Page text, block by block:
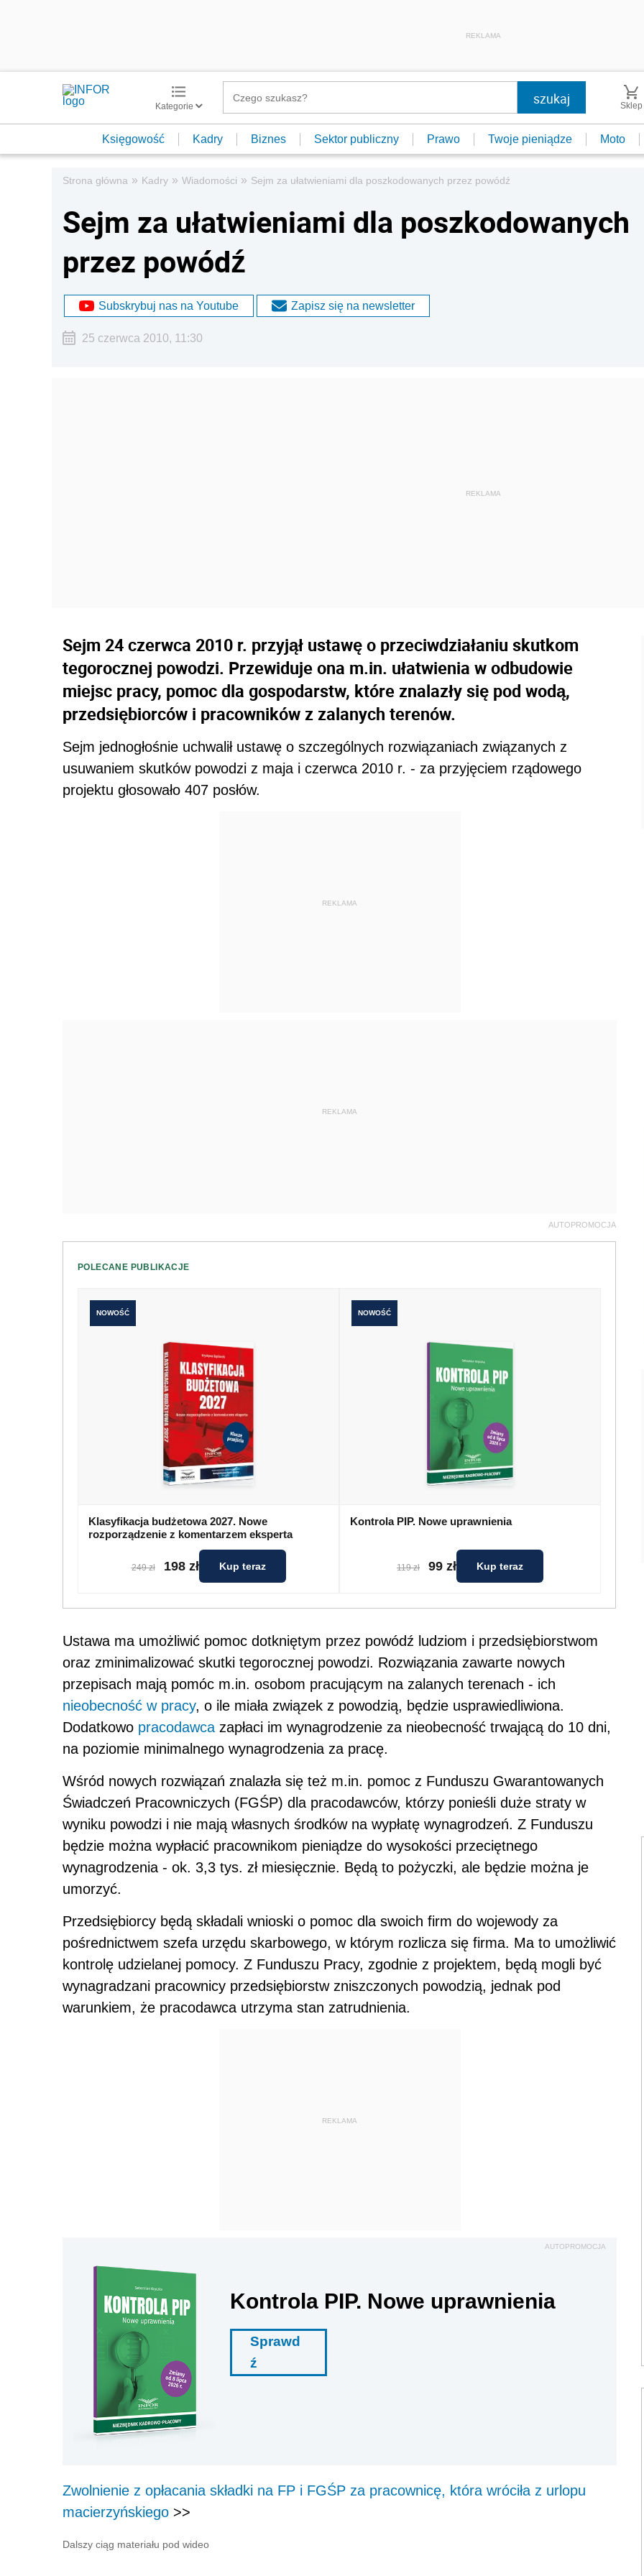
REKLAMA
Kategorie Sklep
Księgowość Kadry Biznes Sektor publiczny Prawo Twoje pieniądze Moto
Strona główna » Kadry » Wiadomości » Sejm za ułatwieniami dla poszkodowanych przez powódź
Sejm za ułatwieniami dla poszkodowanych
przez powódź
Subskrybuj nas na Youtube Zapisz się na newsletter
25 czerwca 2010, 11:30
Sejm 24 czerwca 2010 r. przyjął ustawę o przeciwdziałaniu skutkom
tegorocznej powodzi. Przewiduje ona m.in. ułatwienia w odbudowie
miejsc pracy, pomoc dla gospodarstw, które znalazły się pod wodą,
przedsiębiorców i pracowników z zalanych terenów.
Sejm jednogłośnie uchwalił ustawę o szczególnych rozwiązaniach związanych z
usuwaniem skutków powodzi z maja i czerwca 2010 r. - za przyjęciem rządowego
projektu głosowało 407 posłów.
REKLAMA
REKLAMA
AUTOPROMOCJA
POLECANE PUBLIKACJE
NOWOŚĆ
Klasyfikacja budżetowa 2027. Nowe
rozporządzenie z komentarzem eksperta
249 zł 198 zł Kup teraz
NOWOŚĆ
Kontrola PIP. Nowe uprawnienia
119 zł 99 zł Kup teraz
Ustawa ma umożliwić pomoc dotkniętym przez powódź ludziom i przedsiębiorstwom
oraz zminimalizować skutki tegorocznej powodzi. Rozwiązania zawarte nowych
przepisach mają pomóc m.in. osobom pracującym na zalanych terenach - ich
nieobecność w pracy, o ile miała związek z powodzią, będzie usprawiedliwiona.
Dodatkowo pracodawca zapłaci im wynagrodzenie za nieobecność trwającą do 10 dni,
na poziomie minimalnego wynagrodzenia za pracę.
Wśród nowych rozwiązań znalazła się też m.in. pomoc z Funduszu Gwarantowanych
Świadczeń Pracowniczych (FGŚP) dla pracodawców, którzy ponieśli duże straty w
wyniku powodzi i nie mają własnych środków na wypłatę wynagrodzeń. Z Funduszu
będzie można wypłacić pracownikom pieniądze do wysokości przeciętnego
wynagrodzenia - ok. 3,3 tys. zł miesięcznie. Będą to pożyczki, ale będzie można je
umorzyć.
Przedsiębiorcy będą składali wnioski o pomoc dla swoich firm do wojewody za
pośrednictwem szefa urzędu skarbowego, w którym rozlicza się firma. Ma to umożliwić
kontrolę udzielanej pomocy. Z Funduszu Pracy, zgodnie z projektem, będą mogli być
wynagradzani pracownicy przedsiębiorstw zniszczonych powodzią, jednak pod
warunkiem, że pracodawca utrzyma stan zatrudnienia.
REKLAMA
AUTOPROMOCJA
Kontrola PIP. Nowe uprawnienia
Sprawd
ź
Zwolnienie z opłacania składki na FP i FGŚP za pracownicę, która wróciła z urlopu
macierzyńskiego >>
Dalszy ciąg materiału pod wideo